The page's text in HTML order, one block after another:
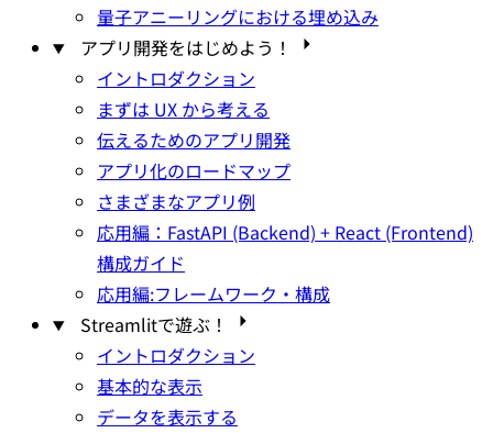
量子アニーリングにおける埋め込み
アプリ開発をはじめよう！
イントロダクション
まずは UX から考える
伝えるためのアプリ開発
アプリ化のロードマップ
さまざまなアプリ例
応用編：FastAPI (Backend) + React (Frontend)
構成ガイド
応用編:フレームワーク・構成
Streamlitで遊ぶ！
イントロダクション
基本的な表示
データを表示する